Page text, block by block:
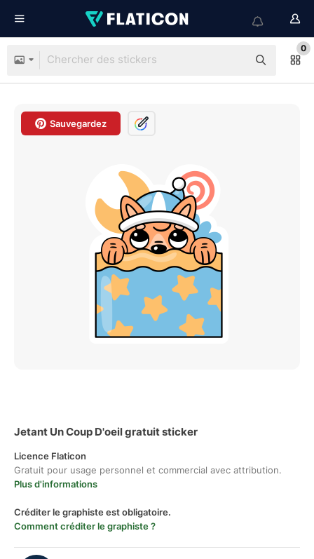
0
Sauvegardez
Jetant Un Coup D'oeil gratuit sticker
Licence Flaticon
Gratuit pour usage personnel et commercial avec attribution.
Plus d'informations
Créditer le graphiste est obligatoire.
Comment créditer le graphiste ?